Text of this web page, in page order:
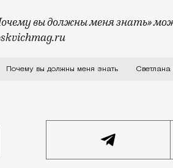
вы должны меня знать»
к лошадям. Я каталась на
Почему вы должны меня знать Светлана